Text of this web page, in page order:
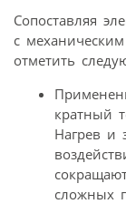
Сопоставляя
с
отметить
кратный
Нагрев и
сложных